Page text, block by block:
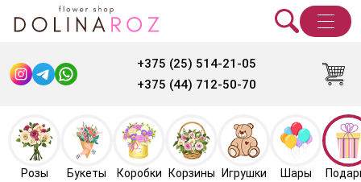
+375 (25) 514-21-05
+375 (44) 712-50-70
Розы Букеты Коробки Корзины Игрушки Шары